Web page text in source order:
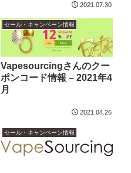
2021.07.30
セール・キャンペーン情報
Vapesourcingさんのクー
ポンコード情報 – 2021年4
月
2021.04.26
セール・キャンペーン情報